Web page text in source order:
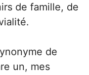
de famille, de
de
un, mes